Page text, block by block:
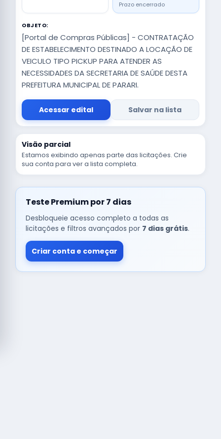
Prazo encerrado
OBJETO:
[Portal de Compras Públicas] - CONTRATAÇÃO
DE ESTABELECIMENTO DESTINADO A LOCAÇÃO DE
VEICULO TIPO PICKUP PARA ATENDER AS
NECESSIDADES DA SECRETARIA DE SAÚDE DESTA
PREFEITURA MUNICIPAL DE PARARI.
Acessar edital Salvar na lista
Visão parcial
Estamos exibindo apenas parte das licitações. Crie
sua conta para ver a lista completa.
Teste Premium por 7 dias
Desbloqueie acesso completo a todas as
licitações e filtros avançados por 7 dias grátis.
Criar conta e começar